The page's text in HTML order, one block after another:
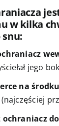
w kilka
snu:
jego
na
(najczęściej
ochraniacz